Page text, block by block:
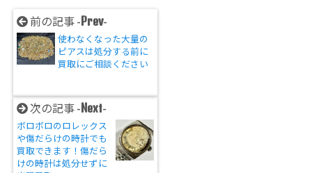
前の記事 - Prev-
使わなくなった大量の
ピアスは処分する前に
買取にご相談ください
次の記事 - Next-
ボロボロのロレックス
や傷だらけの時計でも
買取できます！傷だら
けの時計は処分せずに